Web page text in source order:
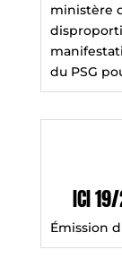
ministère
du PSG
ICI
Émission